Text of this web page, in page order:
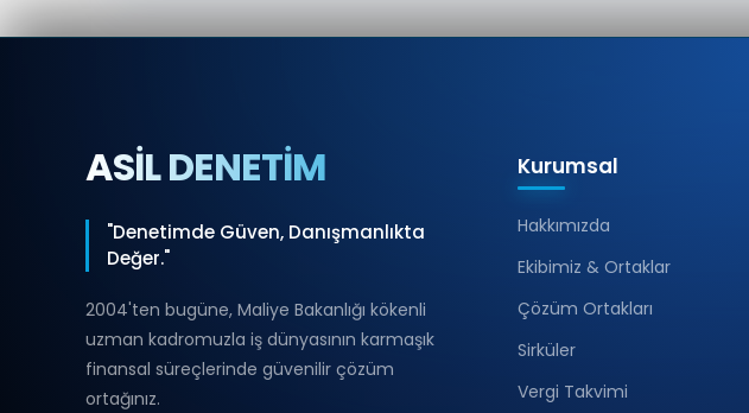
ASİL DENETİM
"Denetimde Güven, Danışmanlıkta
Değer."
2004'ten bugüne, Maliye Bakanlığı kökenli
uzman kadromuzla iş dünyasının karmaşık
finansal süreçlerinde güvenilir çözüm
ortağınız.
Kurumsal
Hakkımızda
Ekibimiz & Ortaklar
Çözüm Ortakları
Sirküler
Vergi Takvimi